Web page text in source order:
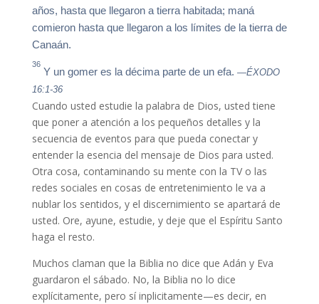
años, hasta que llegaron a tierra habitada; maná
comieron hasta que llegaron a los límites de la tierra de
Canaán.
36
Y un gomer es la décima parte de un efa. —ÉXODO
16:1-36
Cuando usted estudie la palabra de Dios, usted tiene
que poner a atención a los pequeños detalles y la
secuencia de eventos para que pueda conectar y
entender la esencia del mensaje de Dios para usted.
Otra cosa, contaminando su mente con la TV o las
redes sociales en cosas de entretenimiento le va a
nublar los sentidos, y el discernimiento se apartará de
usted. Ore, ayune, estudie, y deje que el Espíritu Santo
haga el resto.
Muchos claman que la Biblia no dice que Adán y Eva
guardaron el sábado. No, la Biblia no lo dice
explícitamente, pero sí inplicitamente—es decir, en